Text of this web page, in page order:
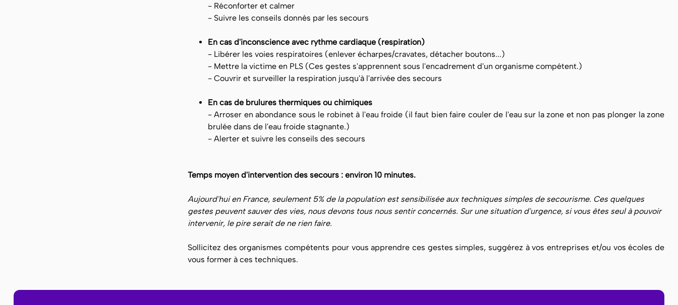
- Réconforter et calmer
- Suivre les conseils donnés par les secours
En cas d'inconscience avec rythme cardiaque (respiration)
- Libérer les voies respiratoires (enlever écharpes/cravates, détacher boutons...)
- Mettre la victime en PLS (Ces gestes s'apprennent sous l'encadrement d'un organisme compétent.)
- Couvrir et surveiller la respiration jusqu'à l'arrivée des secours
En cas de brulures thermiques ou chimiques
- Arroser en abondance sous le robinet à l'eau froide (il faut bien faire couler de l'eau sur la zone et non pas plonger la zone
brulée dans de l'eau froide stagnante.)
- Alerter et suivre les conseils des secours
Temps moyen d'intervention des secours : environ 10 minutes.
Aujourd'hui en France, seulement 5% de la population est sensibilisée aux techniques simples de secourisme. Ces quelques
gestes peuvent sauver des vies, nous devons tous nous sentir concernés. Sur une situation d'urgence, si vous êtes seul à pouvoir
intervenir, le pire serait de ne rien faire.
Sollicitez des organismes compétents pour vous apprendre ces gestes simples, suggérez à vos entreprises et/ou vos écoles de
vous former à ces techniques.